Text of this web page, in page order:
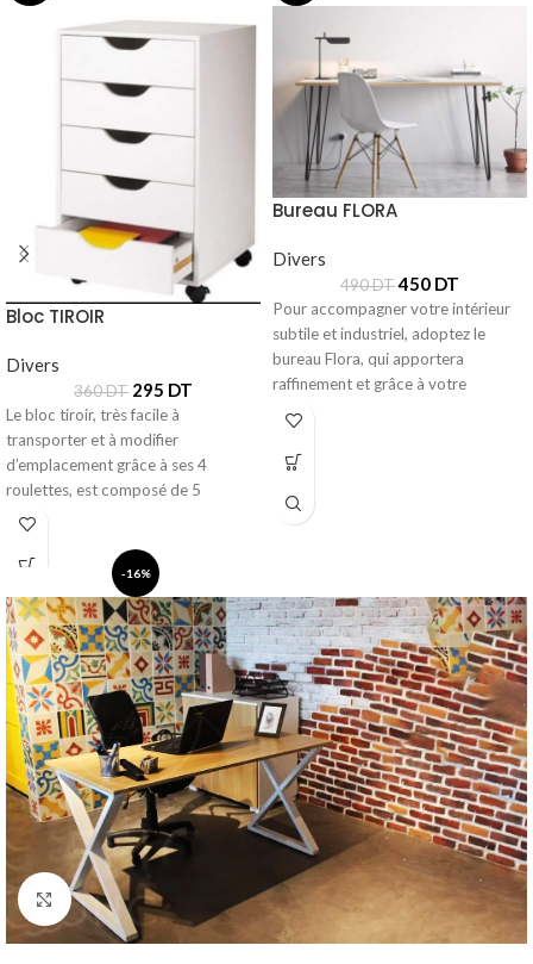
Bloc TIROIR
Divers
360DT 295 DT
Le bloc tiroir, très facile à
transporter et à modifier
d’emplacement grâce à ses 4
roulettes, est composé de 5
Bureau FLORA
Divers
490DT450 DT
Pour accompagner votre intérieur
subtile et industriel, adoptez le
bureau Flora, qui apportera
raffinement et grâce à votre
-16%
Click to enlarge